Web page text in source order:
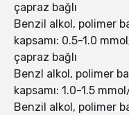
çapraz bağlı
Benzil alkol, polimer
kapsamı: 0.5-1.0
çapraz bağlı
Benzl alkol, polimer
kapsamı: 1.0-1.5
Benzil alkol, polimer